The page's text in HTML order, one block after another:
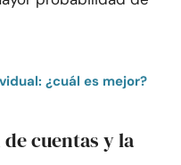
¿cuál es mejor?
cuentas y la